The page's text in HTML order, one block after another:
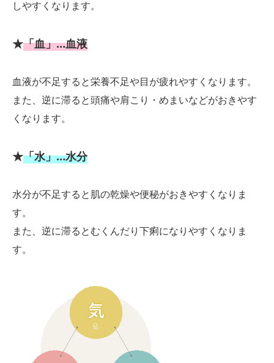
しやすくなります。
★「血」…血液
血液が不足すると栄養不足や目が疲れやすくなります。
また、逆に滞ると頭痛や肩こり・めまいなどがおきやす
くなります。
★「水」…水分
水分が不足すると肌の乾燥や便秘がおきやすくなりま
す。
また、逆に滞るとむくんだり下痢になりやすくなりま
す。